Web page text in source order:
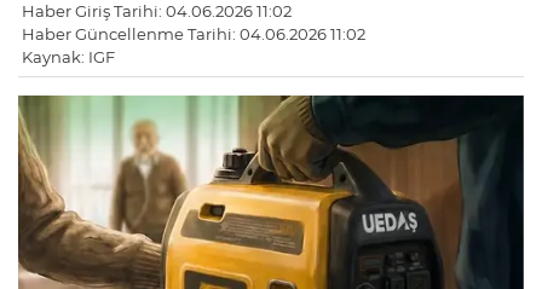
Haber Giriş Tarihi: 04.06.2026 11:02
Haber Güncellenme Tarihi: 04.06.2026 11:02
Kaynak: IGF